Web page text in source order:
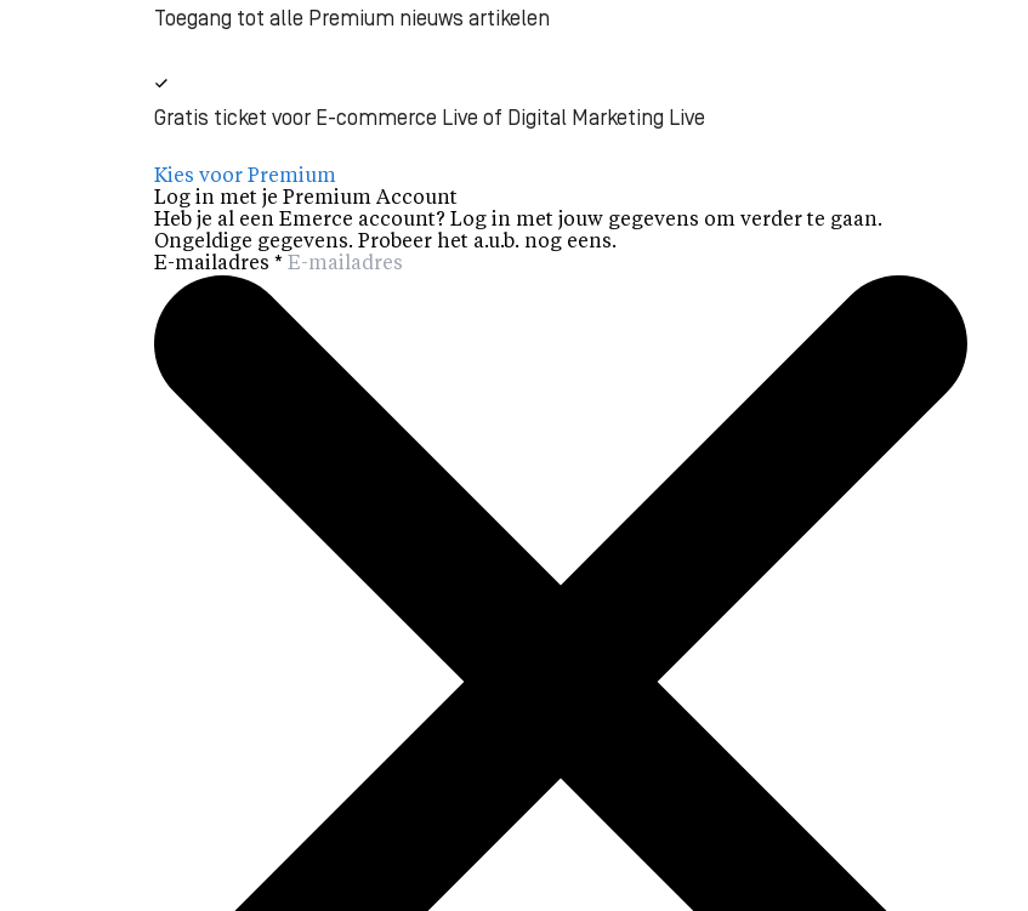
Toegang tot alle Premium nieuws artikelen
Gratis ticket voor E-commerce Live of Digital Marketing Live
Kies voor Premium
Log in met je Premium Account
Heb je al een Emerce account? Log in met jouw gegevens om verder te gaan.
Ongeldige gegevens. Probeer het a.u.b. nog eens.
E-mailadres *